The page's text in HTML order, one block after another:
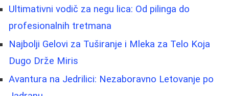
Ultimativni vodič za negu lica: Od pilinga do
profesionalnih tretmana
Najbolji Gelovi za Tuširanje i Mleka za Telo Koja
Dugo Drže Miris
Avantura na Jedrilici: Nezaboravno Letovanje po